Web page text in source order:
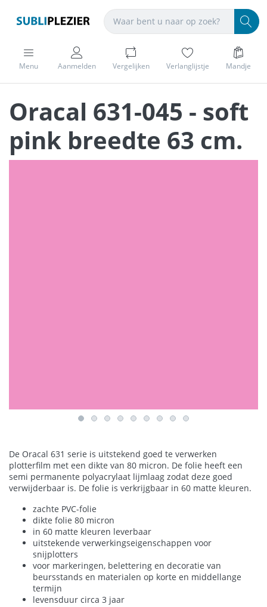
Menu Aanmelden Vergelijken Verlanglijstje Mandje
Oracal 631-045 - soft
pink breedte 63 cm.
De Oracal 631 serie is uitstekend goed te verwerken
plotterfilm met een dikte van 80 micron. De folie heeft een
semi permanente polyacrylaat lijmlaag zodat deze goed
verwijderbaar is. De folie is verkrijgbaar in 60 matte kleuren.
zachte PVC-folie
dikte folie 80 micron
in 60 matte kleuren leverbaar
uitstekende verwerkingseigenschappen voor
snijplotters
voor markeringen, belettering en decoratie van
beursstands en materialen op korte en middellange
termijn
levensduur circa 3 jaar